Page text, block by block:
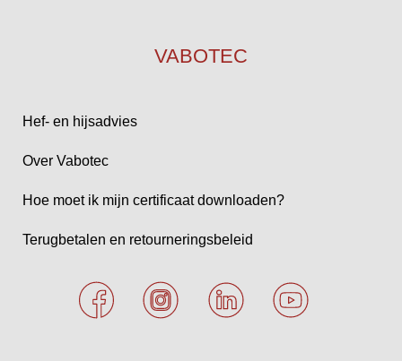
VABOTEC
Hef- en hijsadvies
Over Vabotec
Hoe moet ik mijn certificaat downloaden?
Terugbetalen en retourneringsbeleid